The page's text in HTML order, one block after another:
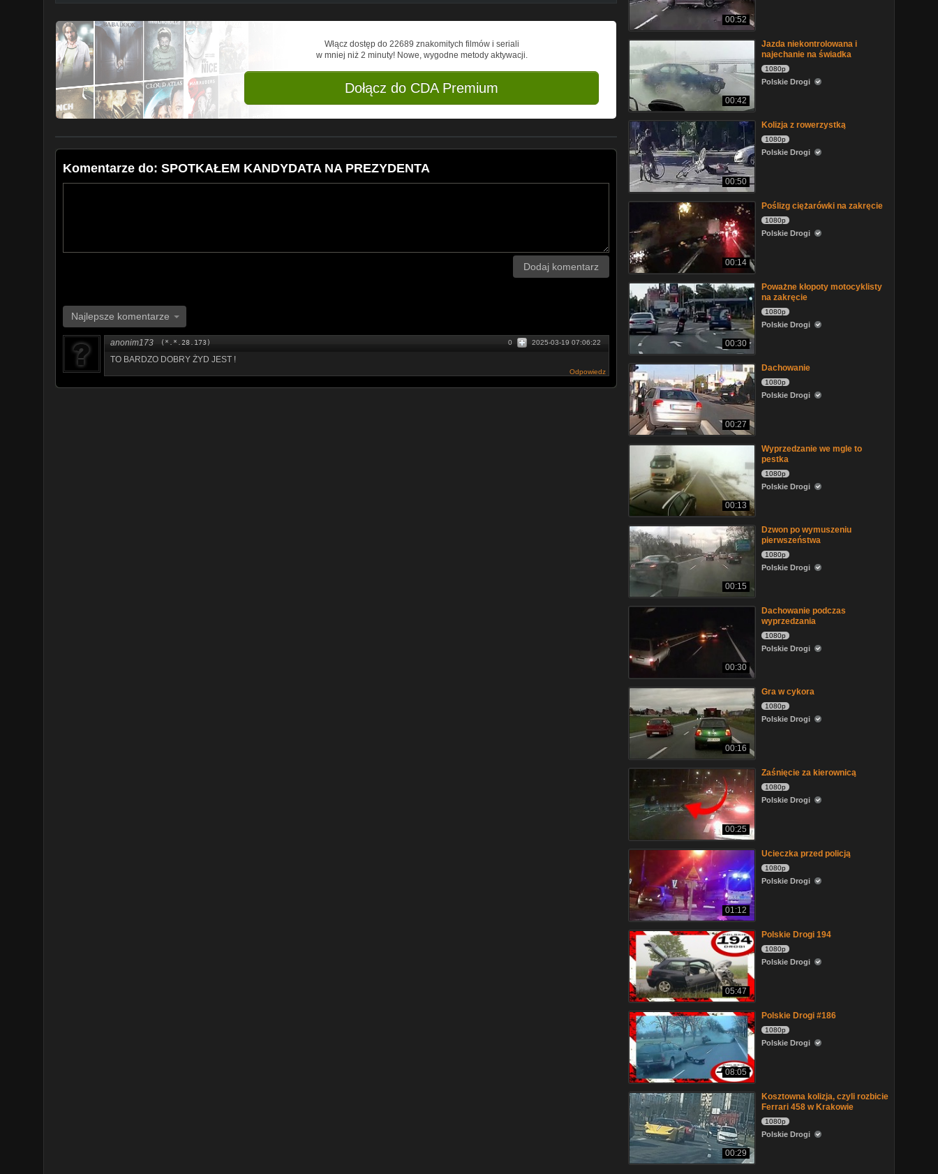
Włącz dostęp do 22689 znakomitych filmów i seriali
w mniej niż 2 minuty! Nowe, wygodne metody aktywacji.
Dołącz do CDA Premium
Komentarze do: SPOTKAŁEM KANDYDATA NA PREZYDENTA
Dodaj komentarz
Najlepsze komentarze
anonim173 (*.*.28.173) 2025-03-19 07:06:22
0
TO BARDZO DOBRY ŻYD JEST !
Odpowiedz
00:52
00:42
Jazda niekontrolowana i
najechanie na świadka
1080p
Polskie Drogi
00:50
Kolizja z rowerzystką
1080p
Polskie Drogi
00:14
Poślizg ciężarówki na zakręcie
1080p
Polskie Drogi
00:30
Poważne kłopoty motocyklisty
na zakręcie
1080p
Polskie Drogi
00:27
Dachowanie
1080p
Polskie Drogi
00:13
Wyprzedzanie we mgle to
pestka
1080p
Polskie Drogi
00:15
Dzwon po wymuszeniu
pierwszeństwa
1080p
Polskie Drogi
00:30
Dachowanie podczas
wyprzedzania
1080p
Polskie Drogi
00:16
Gra w cykora
1080p
Polskie Drogi
00:25
Zaśnięcie za kierownicą
1080p
Polskie Drogi
01:12
Ucieczka przed policją
1080p
Polskie Drogi
05:47
Polskie Drogi 194
1080p
Polskie Drogi
08:05
Polskie Drogi #186
1080p
Polskie Drogi
00:29
Kosztowna kolizja, czyli rozbicie
Ferrari 458 w Krakowie
1080p
Polskie Drogi